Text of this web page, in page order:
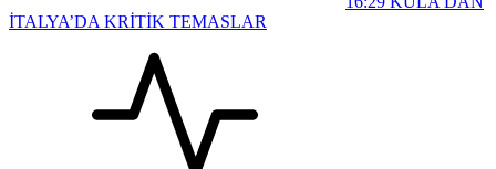
İTALYA’DA KRİTİK TEMASLAR